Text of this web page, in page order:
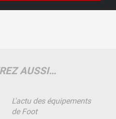
AUSSI…
L'actu des équipements
de Foot